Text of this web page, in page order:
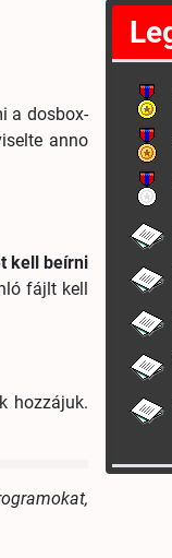
a dosbox-
anno
kell beírni
fájlt kell
hozzájuk.